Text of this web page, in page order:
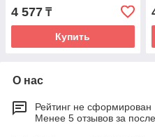
4 577 ₸
Купить
О нас
Рейтинг не сформирован
Менее 5 отзывов за